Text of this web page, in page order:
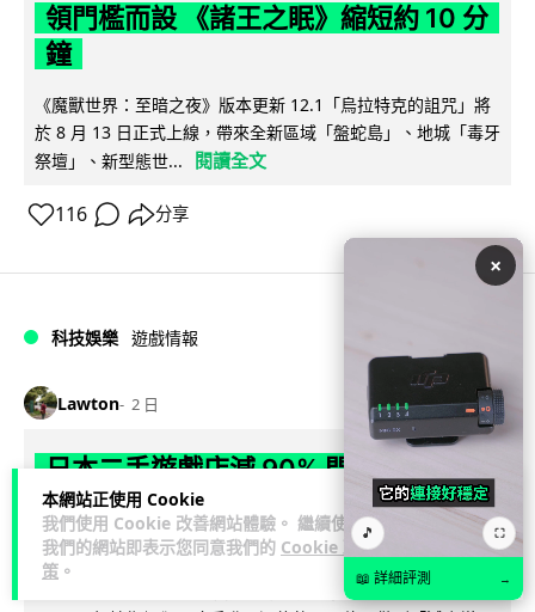
本網站正使用 Cookie
我們使用 Cookie 改善網站體驗。 繼續使用
我們的網站即表示您同意我們的 Cookie 政
策 。
領門檻而設 《諸王之眠》縮短約 10 分
鐘
《魔獸世界：至暗之夜》版本更新 12.1「烏拉特克的詛咒」將
於 8 月 13 日正式上線，帶來全新區域「盤蛇島」、地城「毒牙
祭壇」、新型態世...
閱讀全文
116 分享
科技娛樂 遊戲情報
Lawton 2 日
日本二手遊戲店減 90% 門市 業績反增
四成 "懷舊"在 Z 世代變成最潮「新鮮
感」
日本零售巨頭 GEO 將懷舊遊戲銷售門市從 1,000 間大幅減至
×
🎵 ⛶
📖 詳細評測 →